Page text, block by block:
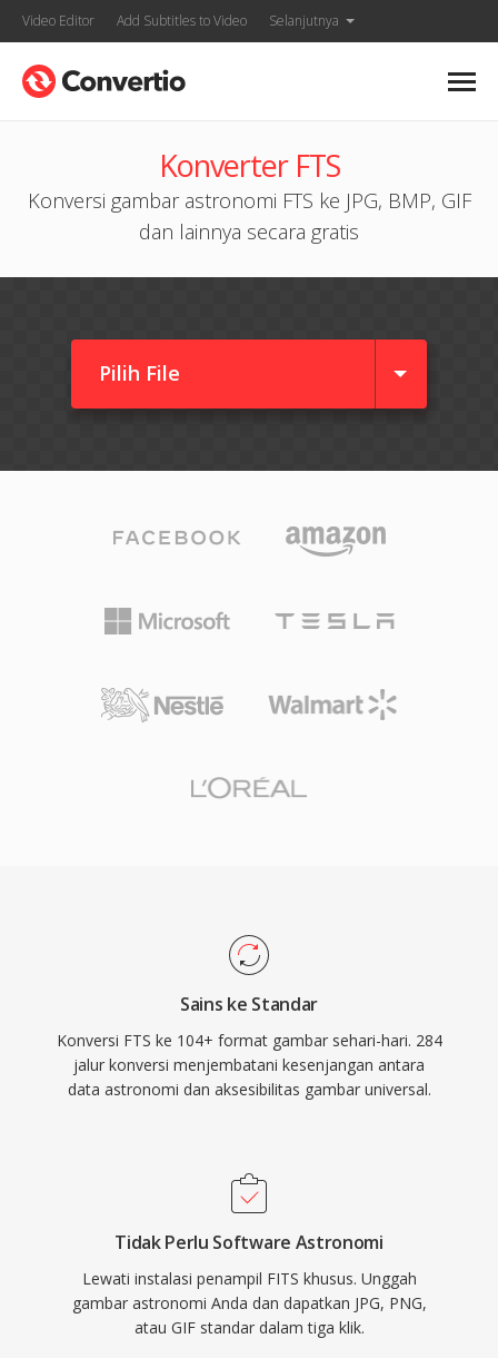
Video Editor Add Subtitles to Video Selanjutnya
Konverter FTS
Konversi gambar astronomi FTS ke JPG, BMP, GIF
dan lainnya secara gratis
Pilih File
Sains ke Standar
Konversi FTS ke 104+ format gambar sehari-hari. 284
jalur konversi menjembatani kesenjangan antara
data astronomi dan aksesibilitas gambar universal.
Tidak Perlu Software Astronomi
Lewati instalasi penampil FITS khusus. Unggah
gambar astronomi Anda dan dapatkan JPG, PNG,
atau GIF standar dalam tiga klik.